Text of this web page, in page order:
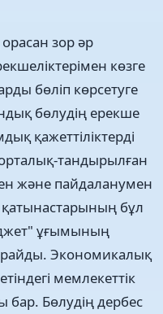
зор әр
көзге
бөліп көрсетуге
бөлудің ерекше
қажеттіліктерді
тандырылған
және пайдаланумен
бұл
ұғымының
Экономикалық
мемлекеттік
бар. Бөлудің дербес